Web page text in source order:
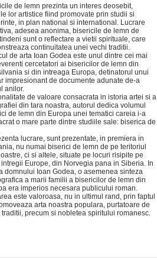
de lemn prezinta un interes deosebit,
lor artistice fiind promovate prin studii si
in plan national si international. Lucrare
adesea anonima, bisericile de lemn de
sunt o reflectare a vietii spirituale, care
continuitatea unei vechi traditii.
de arta Ioan Godea este unul dintre cei mai
cercetatori ai bisericilor de lemn din
si din intreaga Europa, detinatorul unui
impresionant de documente adunate de-a
anilor.
de valoare consacrata in istoria artei si a
din tara noastra, autorul dedica volumul
de lemn din Europa unei tematici careia i-a
o mare parte dintre studiile sale: biserica de
lucrare, sunt prezentate, in premiera in
nu numai biserici de lemn de pe teritoriul
ci si altele, situate pe locuri risipite pe
intregii Europe, din Norvegia pana in Siberia. In
domnului Ioan Godea, o asemenea sinteza
a marii familii a bisericilor de lemn din
era imperios necesara publicului roman.
este valoroasa, nu in ultimul rand, prin faptul
arta noastra populara, purtatoare de
traditii, precum si nobletea spiritului romanesc.